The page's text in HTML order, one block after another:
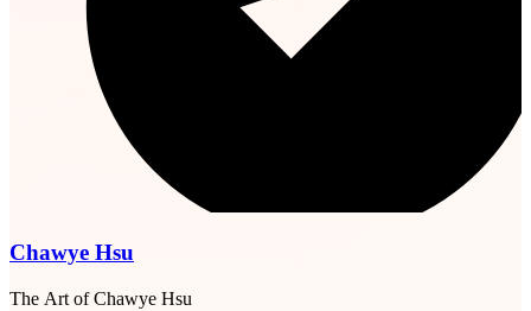
Chawye Hsu
The Art of Chawye Hsu